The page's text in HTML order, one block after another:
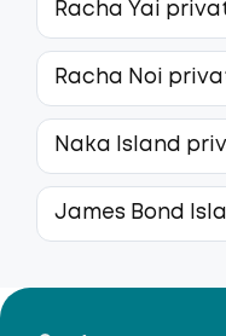
Racha Yai
Racha Noi
Naka Island
James Bond